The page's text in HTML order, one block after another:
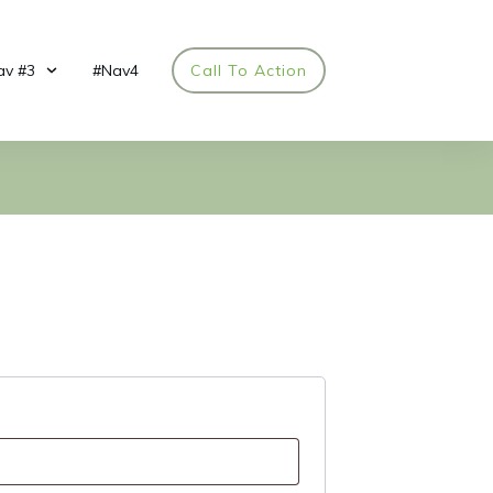
#3 #Nav4 Call To Action